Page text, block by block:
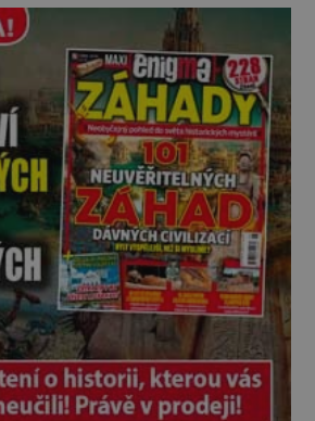
sociálním odboru jednoho z […]
potácí zcela zmatený 14letý
Konerak Sinthasomphone. Když ho
zastaví policejní hlídka, ochable jí
nadiktuje adresu „jeho kamaráda“.
Strážníci ho dopraví zpět do
udaného bytu. Oním „kamarádem“
je ovšem jeden z nejslavnějších
vrahů, Jeffrey Dahmer (1960–1994).
Je 27. května 1991. […]